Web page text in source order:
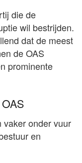
die de
wil bestrijden.
dat de meest
de OAS
prominente
vaker onder vuur
en